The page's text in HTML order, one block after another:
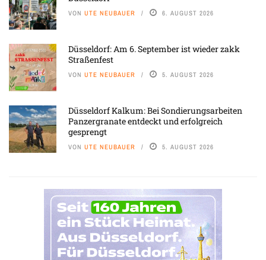
VON UTE NEUBAUER 6. AUGUST 2026
Düsseldorf: Am 6. September ist wieder zakk
Straßenfest
VON UTE NEUBAUER 5. AUGUST 2026
Düsseldorf Kalkum: Bei Sondierungsarbeiten
Panzergranate entdeckt und erfolgreich
gesprengt
VON UTE NEUBAUER 5. AUGUST 2026